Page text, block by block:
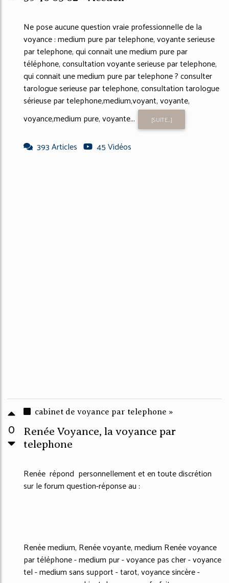
Ne pose aucune question vraie professionnelle de la
voyance : medium pure par telephone, voyante serieuse
par telephone, qui connait une medium pure par
téléphone, consultation voyante serieuse par telephone,
qui connait une medium pure par telephone ? consulter
tarologue serieuse par telephone, consultation tarologue
sérieuse par telephone,medium,voyant, voyante,
voyance,medium pure, voyante...
[SUITE...]
393 Articles 45 Vidéos
0
cabinet de voyance par telephone »
Renée Voyance, la voyance par
telephone
Renée répond personnellement et en toute discrétion
sur le forum question-réponse au :
Renée medium, Renée voyante, medium Renée voyance
par téléphone - medium pur - voyance pas cher - voyance
tel - medium sans support - tarot, voyance sincère -